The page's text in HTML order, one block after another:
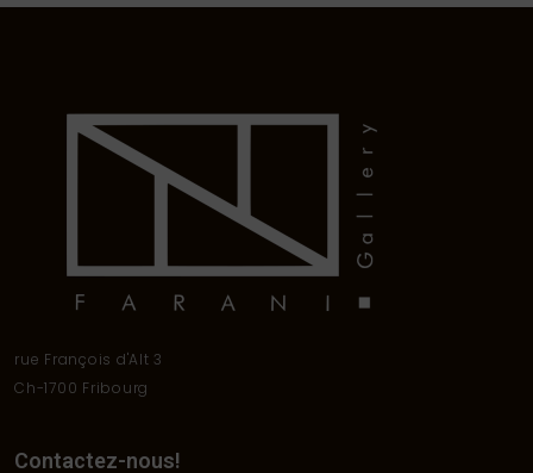
rue François d'Alt 3
Ch-1700 Fribourg
Contactez-nous!